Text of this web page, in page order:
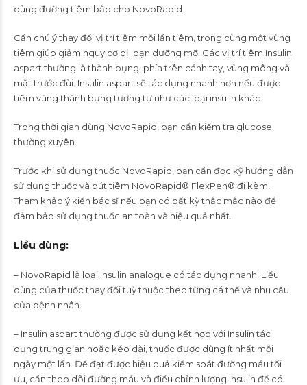
dùng đường tiêm bắp cho NovoRapid.
Cần chú ý thay đổi vị trí tiêm mỗi lần tiêm, trong cùng một vùng
tiêm giúp giảm nguy cơ bị loạn dưỡng mỡ. Các vị trí tiêm Insulin
aspart thường là thành bụng, phía trên cánh tay, vùng mông và
mặt trước đùi. Insulin aspart sẽ tác dụng nhanh hơn nếu được
tiêm vùng thành bụng tương tự như các loại insulin khác.
Trong thời gian dùng NovoRapid, bạn cần kiểm tra glucose
thường xuyên.
Trước khi sử dụng thuốc NovoRapid, bạn cần đọc kỹ hướng dẫn
sử dụng thuốc và bút tiêm NovoRapid® FlexPen® đi kèm.
Tham khảo ý kiến bác sĩ nếu bạn có bất kỳ thắc mắc nào để
đảm bảo sử dụng thuốc an toàn và hiệu quả nhất.
Liều dùng:
– NovoRapid là loại Insulin analogue có tác dụng nhanh. Liều
dùng của thuốc thay đổi tuỳ thuộc theo từng cá thể và nhu cầu
của bệnh nhân.
– Insulin aspart thường được sử dụng kết hợp với Insulin tác
dụng trung gian hoặc kéo dài, thuốc được dùng ít nhất mỗi
ngày một lần. Để đạt được hiệu quả kiểm soát đường máu tối
ưu, cần theo dõi đường máu và điều chỉnh lượng Insulin để có